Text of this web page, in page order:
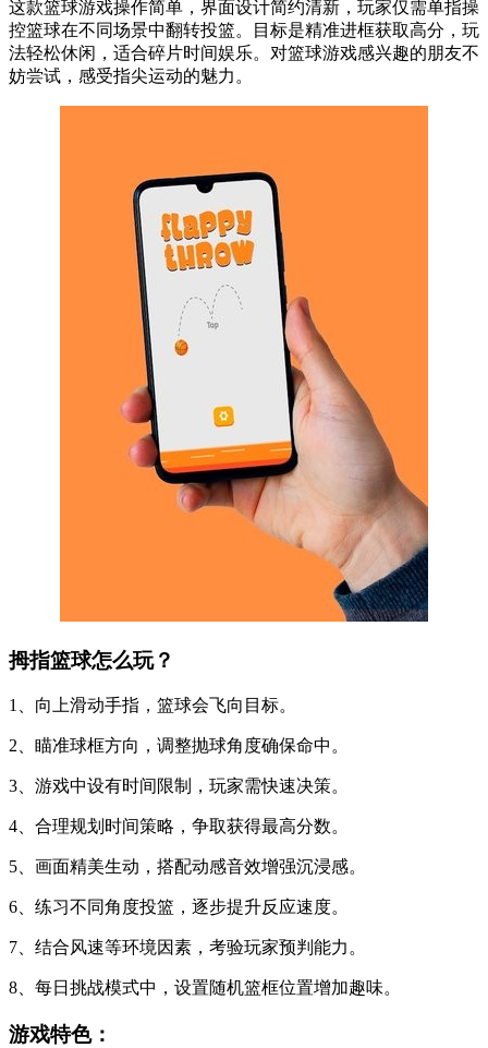
这款篮球游戏操作简单，界面设计简约清新，玩家仅需单指操
控篮球在不同场景中翻转投篮。目标是精准进框获取高分，玩
法轻松休闲，适合碎片时间娱乐。对篮球游戏感兴趣的朋友不
妨尝试，感受指尖运动的魅力。
拇指篮球怎么玩？
1、向上滑动手指，篮球会飞向目标。
2、瞄准球框方向，调整抛球角度确保命中。
3、游戏中设有时间限制，玩家需快速决策。
4、合理规划时间策略，争取获得最高分数。
5、画面精美生动，搭配动感音效增强沉浸感。
6、练习不同角度投篮，逐步提升反应速度。
7、结合风速等环境因素，考验玩家预判能力。
8、每日挑战模式中，设置随机篮框位置增加趣味。
游戏特色：